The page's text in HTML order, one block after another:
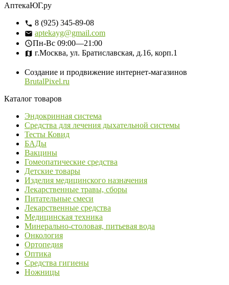
АптекаЮГ.ру
8 (925) 345-89-08
aptekayg@gmail.com
Пн-Вс 09:00—21:00
г.Москва, ул. Братиславская, д.16, корп.1
Создание и продвижение интернет-магазинов
BrutalPixel.ru
Каталог товаров
Эндокринная система
Средства для лечения дыхательной системы
Тесты Ковид
БАДы
Вакцины
Гомеопатические средства
Детские товары
Изделия медицинского назначения
Лекарственные травы, сборы
Питательные смеси
Лекарственные средства
Медицинская техника
Минерально-столовая, питьевая вода
Онкология
Ортопедия
Оптика
Средства гигиены
Ножницы